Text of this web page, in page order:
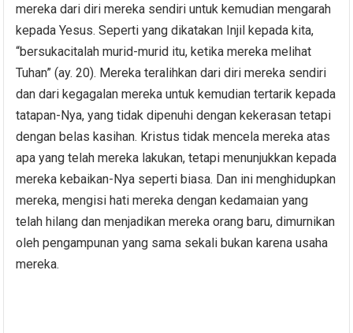
mereka dari diri mereka sendiri untuk kemudian mengarah
kepada Yesus. Seperti yang dikatakan Injil kepada kita,
“bersukacitalah murid-murid itu, ketika mereka melihat
Tuhan” (ay. 20). Mereka teralihkan dari diri mereka sendiri
dan dari kegagalan mereka untuk kemudian tertarik kepada
tatapan-Nya, yang tidak dipenuhi dengan kekerasan tetapi
dengan belas kasihan. Kristus tidak mencela mereka atas
apa yang telah mereka lakukan, tetapi menunjukkan kepada
mereka kebaikan-Nya seperti biasa. Dan ini menghidupkan
mereka, mengisi hati mereka dengan kedamaian yang
telah hilang dan menjadikan mereka orang baru, dimurnikan
oleh pengampunan yang sama sekali bukan karena usaha
mereka.